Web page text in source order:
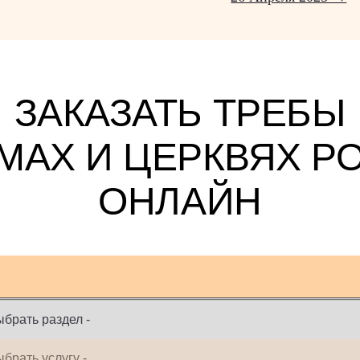
ЗАКАЗАТЬ ТРЕБЫ
И ЦЕРКВЯХ
ОНЛАЙН